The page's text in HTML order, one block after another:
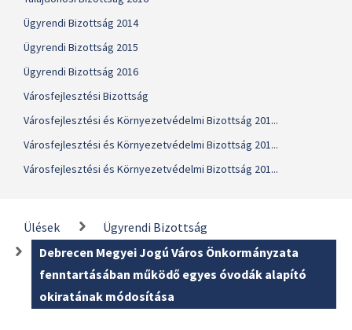
Ügyrendi Bizottság 2014
Ügyrendi Bizottság 2015
Ügyrendi Bizottság 2016
Városfejlesztési Bizottság
Városfejlesztési és Környezetvédelmi Bizottság 201...
Városfejlesztési és Környezetvédelmi Bizottság 201...
Városfejlesztési és Környezetvédelmi Bizottság 201...
Ülések
Ügyrendi Bizottság
Debrecen Megyei Jogú Város Önkormányzata
fenntartásában működő egyes óvodák alapító
okiratának módosítása